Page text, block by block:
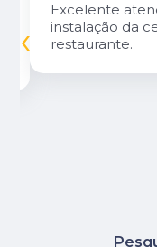
Excelente
instalação da
restaurante.
‹